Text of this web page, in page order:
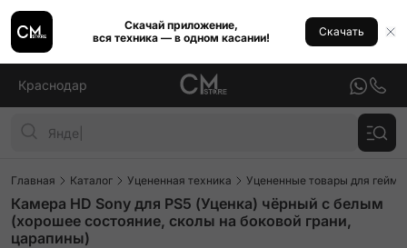
Скачай приложение,
вся техника — в одном касании!
Скачать
Краснодар
Главная Каталог Уцененная техника Уцененные товары для
Камера HD Sony для PS5 (Уценка) чёрный с белым
(хорошее состояние, сколы на боковой грани,
царапины)